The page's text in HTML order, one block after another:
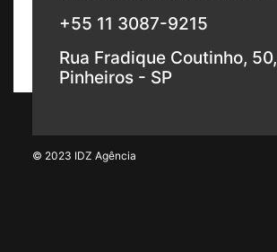
+55 11 3087-9215
Rua Fradique Coutinho, 50,
Pinheiros - SP
© 2023 IDZ Agência